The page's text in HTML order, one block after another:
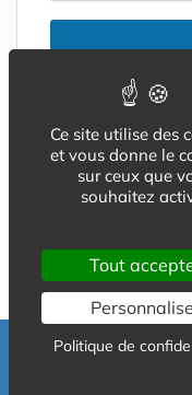
En cliquant sur le
contacté par mail ou
services répondant à
Conditions d'utilisation
Demande
gratuit
Ce site utilise des
et vous donne le
sur ceux que
souhaitez
Tout
Politique de